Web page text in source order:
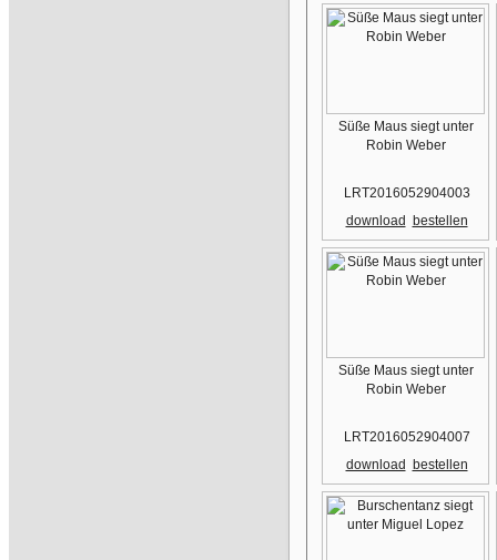
Süße Maus siegt unter
Robin Weber
LRT2016052904003
download
bestellen
Süße Maus siegt unter
Robin Weber
LRT2016052904007
download
bestellen